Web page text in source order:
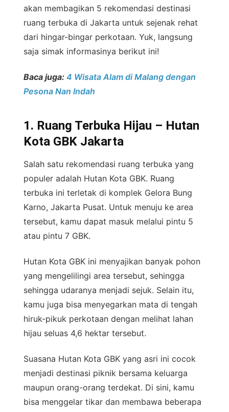
akan membagikan 5 rekomendasi destinasi
ruang terbuka di Jakarta untuk sejenak rehat
dari hingar-bingar perkotaan. Yuk, langsung
saja simak informasinya berikut ini!
Baca juga: 4 Wisata Alam di Malang dengan
Pesona Nan Indah
1. Ruang Terbuka Hijau – Hutan
Kota GBK Jakarta
Salah satu rekomendasi ruang terbuka yang
populer adalah Hutan Kota GBK. Ruang
terbuka ini terletak di komplek Gelora Bung
Karno, Jakarta Pusat. Untuk menuju ke area
tersebut, kamu dapat masuk melalui pintu 5
atau pintu 7 GBK.
Hutan Kota GBK ini menyajikan banyak pohon
yang mengelilingi area tersebut, sehingga
sehingga udaranya menjadi sejuk. Selain itu,
kamu juga bisa menyegarkan mata di tengah
hiruk-pikuk perkotaan dengan melihat lahan
hijau seluas 4,6 hektar tersebut.
Suasana Hutan Kota GBK yang asri ini cocok
menjadi destinasi piknik bersama keluarga
maupun orang-orang terdekat. Di sini, kamu
bisa menggelar tikar dan membawa beberapa